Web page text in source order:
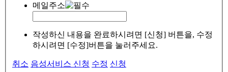
메일주소
작성하신 내용을 완료하시려면 [신청] 버튼을, 수정
하시려면 [수정]버튼을 눌러주세요.
취소 음성서비스 신청 수정 신청